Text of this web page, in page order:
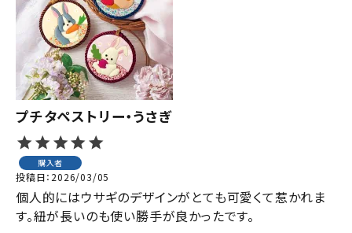
meeting_room ログイン person
プチタペストリー・うさぎ
購入者
投稿日 2026/03/05
個人的にはウサギのデザインがとても可愛くて惹かれま
す。紐が長いのも使い勝手が良かったです。